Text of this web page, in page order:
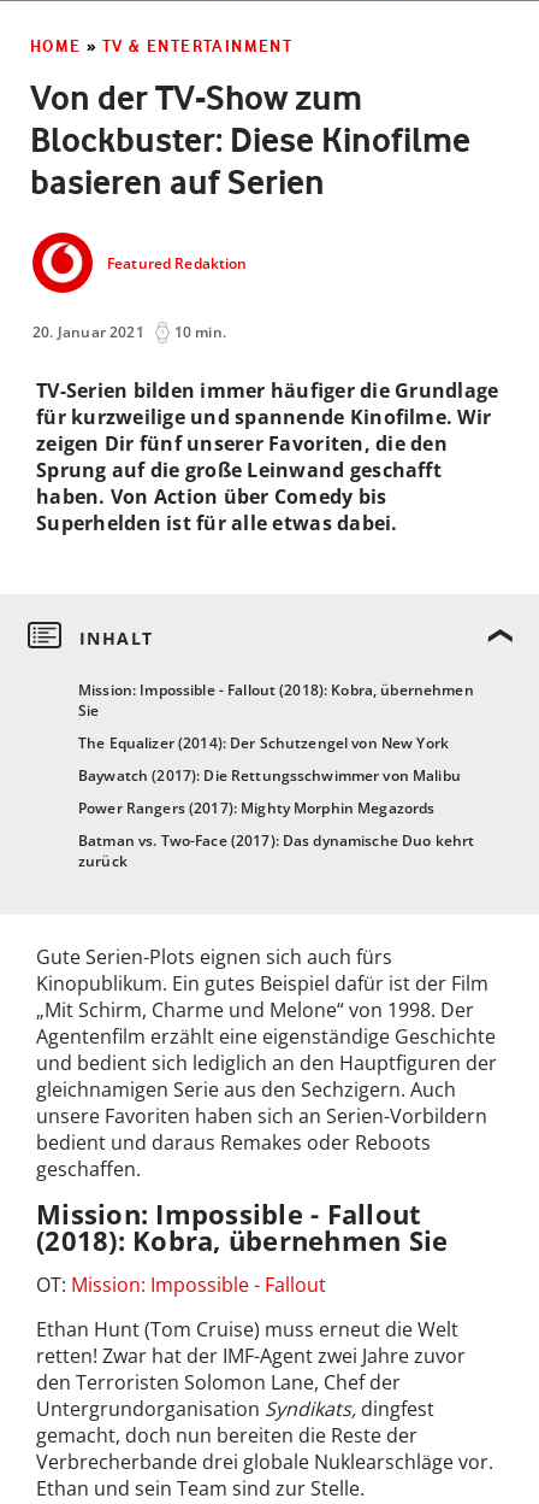
HOME » TV & ENTERTAINMENT
Von der TV-Show zum
Blockbuster: Diese Kinofilme
basieren auf Serien
Featured Redaktion
20. Januar 2021 10 min.
Mission: Impossible - Fallout (2018): Kobra, übernehmen
Sie
The Equalizer (2014): Der Schutzengel von New York
Baywatch (2017): Die Rettungsschwimmer von Malibu
Power Rangers (2017): Mighty Morphin Megazords
Batman vs. Two-Face (2017): Das dynamische Duo kehrt
zurück
TV-Serien bilden immer häufiger die Grundlage
für kurzweilige und spannende Kinofilme. Wir
zeigen Dir fünf unserer Favoriten, die den
Sprung auf die große Leinwand geschafft
haben. Von Action über Comedy bis
Superhelden ist für alle etwas dabei.
Gute Serien-Plots eignen sich auch fürs
Kinopublikum. Ein gutes Beispiel dafür ist der Film
„Mit Schirm, Charme und Melone“ von 1998. Der
Agentenfilm erzählt eine eigenständige Geschichte
und bedient sich lediglich an den Hauptfiguren der
gleichnamigen Serie aus den Sechzigern. Auch
unsere Favoriten haben sich an Serien-Vorbildern
bedient und daraus Remakes oder Reboots
geschaffen.
Mission: Impossible - Fallout
(2018): Kobra, übernehmen Sie
OT: Mission: Impossible - Fallout
Ethan Hunt (Tom Cruise) muss erneut die Welt
retten! Zwar hat der IMF-Agent zwei Jahre zuvor
den Terroristen Solomon Lane, Chef der
Untergrundorganisation Syndikats, dingfest
gemacht, doch nun bereiten die Reste der
Verbrecherbande drei globale Nuklearschläge vor.
Ethan und sein Team sind zur Stelle.